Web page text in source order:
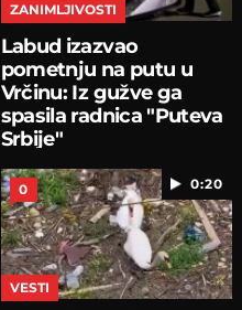
ZANIMLJIVOSTI
Labud izazvao
pometnju na putu u
Vrčinu: Iz gužve ga
spasila radnica "Puteva
Srbije"
0:20
0
VESTI